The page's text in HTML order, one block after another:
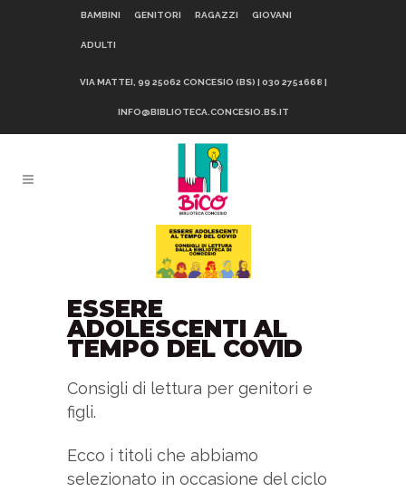
BAMBINI GENITORI RAGAZZI GIOVANI
ADULTI
VIA MATTEI, 99 25062 CONCESIO (BS) | 030 2751668 |
INFO@BIBLIOTECA.CONCESIO.BS.IT
ESSERE
ADOLESCENTI AL
TEMPO DEL COVID
Consigli di lettura per genitori e
figli.
Ecco i titoli che abbiamo
selezionato in occasione del ciclo